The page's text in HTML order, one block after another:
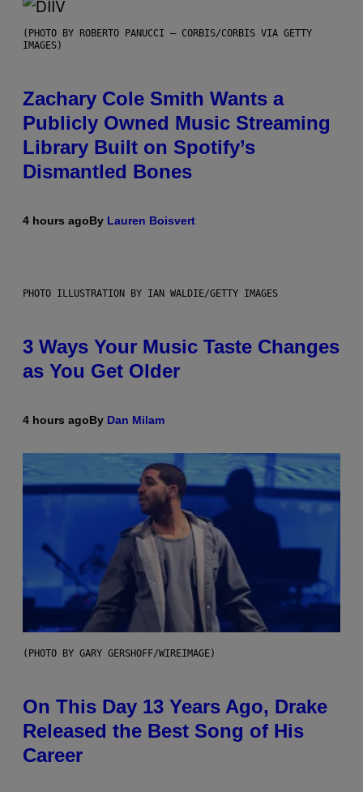
(PHOTO BY ROBERTO PANUCCI – CORBIS/CORBIS VIA GETTY
IMAGES)
Zachary Cole Smith Wants a
Publicly Owned Music Streaming
Library Built on Spotify’s
Dismantled Bones
4 hours agoBy Lauren Boisvert
PHOTO ILLUSTRATION BY IAN WALDIE/GETTY IMAGES
3 Ways Your Music Taste Changes
as You Get Older
4 hours agoBy Dan Milam
(PHOTO BY GARY GERSHOFF/WIREIMAGE)
On This Day 13 Years Ago, Drake
Released the Best Song of His
Career